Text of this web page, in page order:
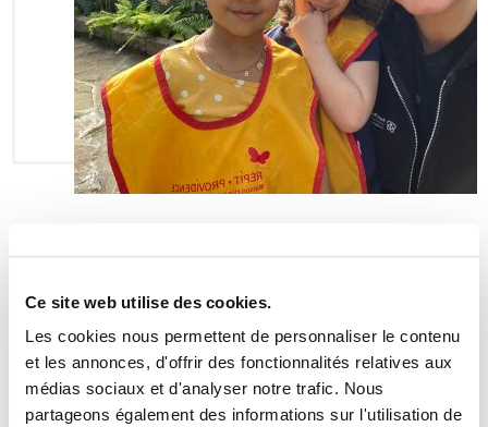
Ce site web utilise des cookies.
Les cookies nous permettent de personnaliser le contenu
et les annonces, d'offrir des fonctionnalités relatives aux
médias sociaux et d'analyser notre trafic. Nous
partageons également des informations sur l'utilisation de
stratégique 2023-2028
Parue le 23 mars 2023
Nous avons dévoilé notre plan stratégique 2023-2028 lors
de notre assemblée générale annuelle tenue le 20 mars
2023. Nous vous invitons à prendre connaissance de cet
outil issu d'un long processus de réflexion ainsi que d'une